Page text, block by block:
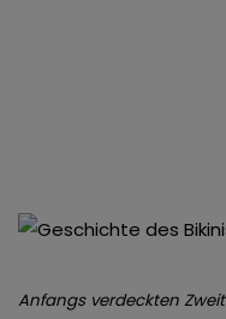
Anfangs verdeckten